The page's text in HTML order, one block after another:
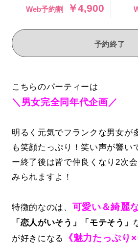
Web予約割
￥4,900
予約終了
こちらのパーティーは
＼男女完全同年代企画／
明るく元気でフランクな男女が
も笑顔たっぷり！笑い声が響い
ー終了後は皆で仲良くなり2次
みられますよ！
特徴的なのは、 可愛い＆綺麗
「恋人がいそう」「モテそう」
が好きになる
《魅力たっぷり